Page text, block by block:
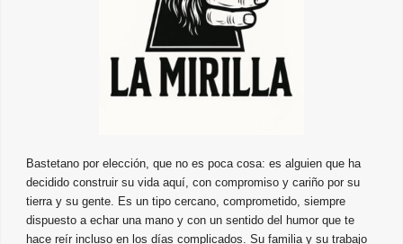
Bastetano por elección, que no es poca cosa: es alguien que ha
decidido construir su vida aquí, con compromiso y cariño por su
tierra y su gente. Es un tipo cercano, comprometido, siempre
dispuesto a echar una mano y con un sentido del humor que te
hace reír incluso en los días complicados. Su familia y su trabajo